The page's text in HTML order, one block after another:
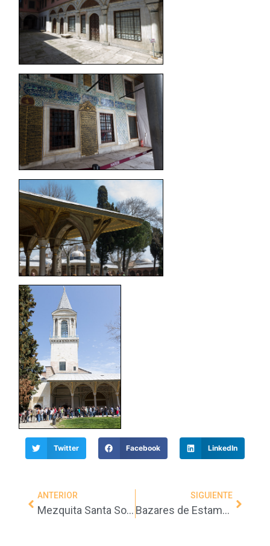
Twitter Facebook LinkedIn
ANTERIOR
Mezquita Santa Sofia – Estambul – (Turquia)
SIGUIENTE
Bazares de Estambul (Turquia)